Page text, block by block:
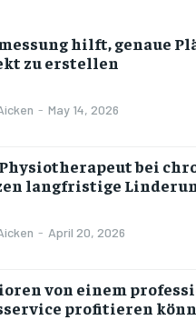
hilft, genaue
zu erstellen
- May 14, 2026
bei
langfristige
- April 20, 2026
von einem
profitieren